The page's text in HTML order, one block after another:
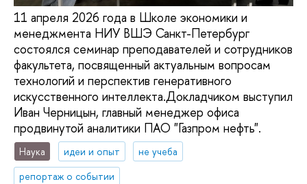
11 апреля 2026 года в Школе экономики и
менеджмента НИУ ВШЭ Санкт-Петербург
состоялся семинар преподавателей и сотрудников
факультета, посвященный актуальным вопросам
технологий и перспектив генеративного
искусственного интеллекта.Докладчиком выступил
Иван Черницын, главный менеджер офиса
продвинутой аналитики ПАО "Газпром нефть".
Наука идеи и опыт
не учеба
репортаж о событии